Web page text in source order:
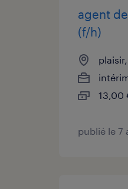
agent
(f/h)
13,00
publié le 7